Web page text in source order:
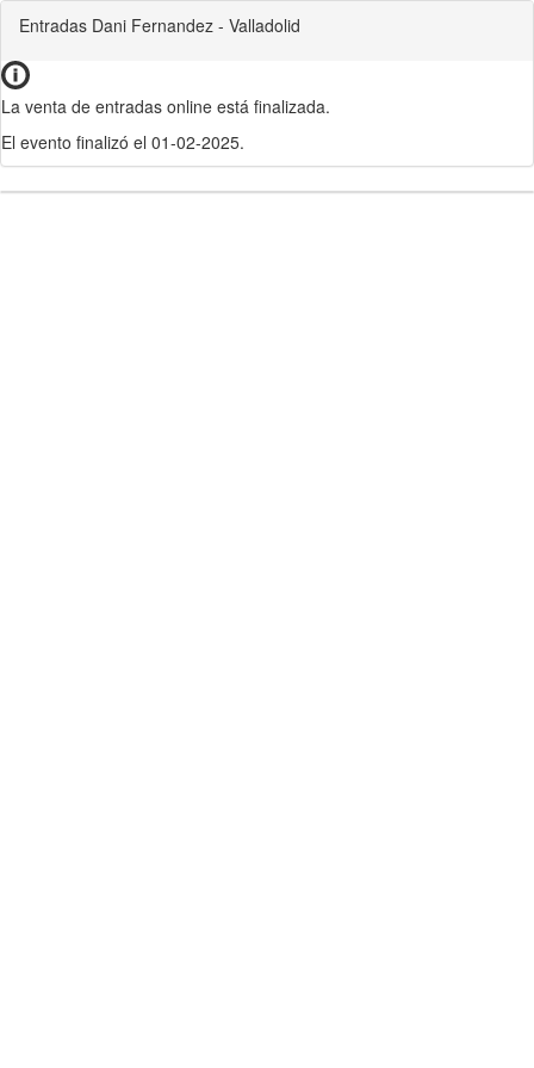
Entradas Dani Fernandez - Valladolid
La venta de entradas online está finalizada.
El evento finalizó el 01-02-2025.